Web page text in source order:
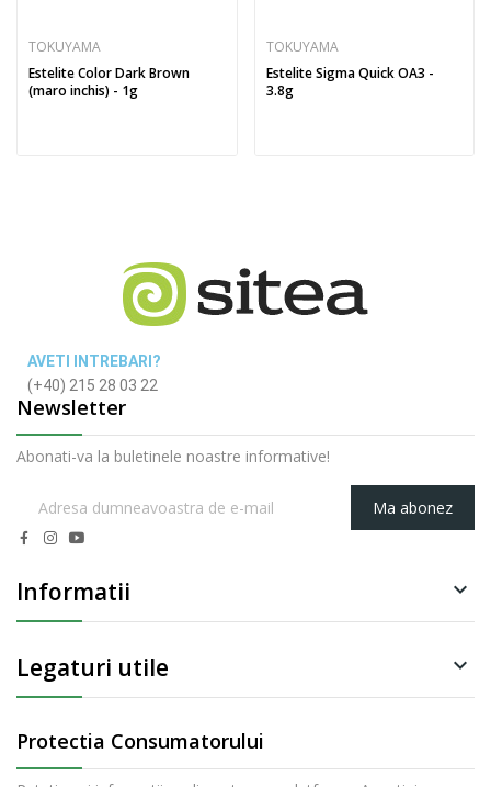
TOKUYAMA
Estelite Color Dark Brown
(maro inchis) - 1g
TOKUYAMA
Estelite Sigma Quick OA3 -
3.8g
AVETI INTREBARI?
(+40) 215 28 03 22
Newsletter
Abonati-va la buletinele noastre informative!
Ma abonez
Informatii 
Legaturi utile 
Protectia Consumatorului